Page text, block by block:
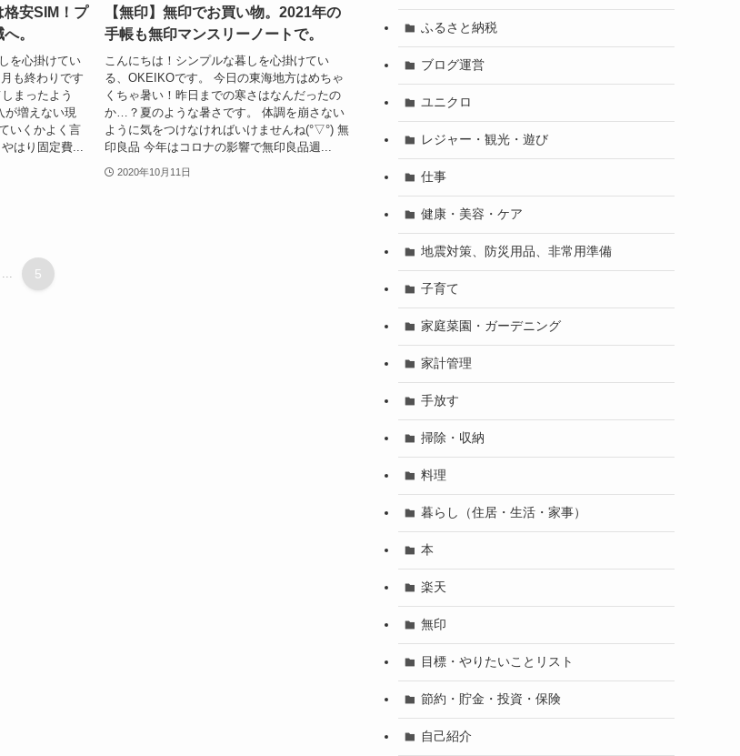
格安SIM！プ
。
を心掛けてい
も終わりです
まったよう
が増えない現
いくかよく言
はり固定費...
【無印】無印でお買い物。2021年の
手帳も無印マンスリーノートで。
こんにちは！シンプルな暮しを心掛けてい
る、OKEIKOです。 今日の東海地方はめちゃ
くちゃ暑い！昨日までの寒さはなんだったの
か…？夏のような暑さです。 体調を崩さない
ように気をつけなければいけませんね(°▽°) 無
印良品 今年はコロナの影響で無印良品週...
2020年10月11日
5
ふるさと納税
ブログ運営
ユニクロ
レジャー・観光・遊び
仕事
健康・美容・ケア
地震対策、防災用品、非常用準備
子育て
家庭菜園・ガーデニング
家計管理
手放す
掃除・収納
料理
暮らし（住居・生活・家事）
本
楽天
無印
目標・やりたいことリスト
節約・貯金・投資・保険
自己紹介